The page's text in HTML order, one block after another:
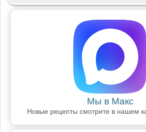
Мы в Макс
Новые рецепты смотрите в нашем